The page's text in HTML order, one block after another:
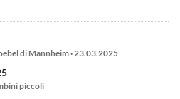
di Mannheim · 23.03.2025
piccoli